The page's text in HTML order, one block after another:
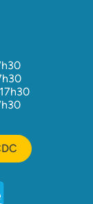
onglet)
un nouvel onglet)
dans un nouvel
dans un